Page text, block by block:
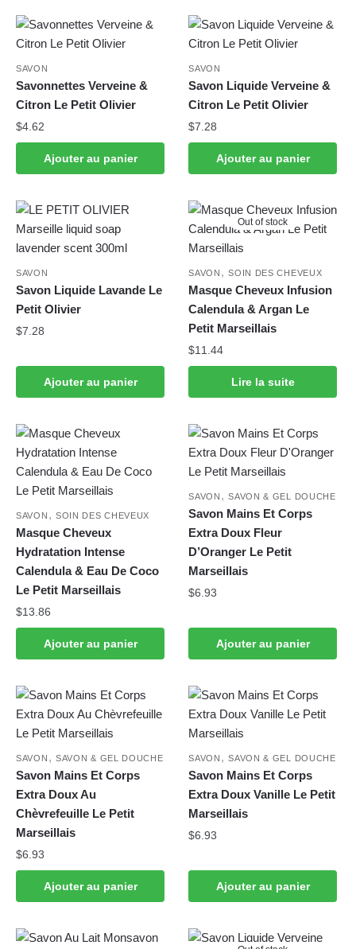
SAVON
Savonnettes Verveine &
Citron Le Petit Olivier
$4.62
Ajouter au panier
SAVON
Savon Liquide Verveine &
Citron Le Petit Olivier
$7.28
Ajouter au panier
SAVON
Savon Liquide Lavande Le
Petit Olivier
$7.28
Ajouter au panier
Out of stock
SAVON ,SOIN DES CHEVEUX
Masque Cheveux Infusion
Calendula & Argan Le
Petit Marseillais
$11.44
Lire la suite
SAVON , SOIN DES CHEVEUX
Masque Cheveux
Hydratation Intense
Calendula & Eau De Coco
Le Petit Marseillais
$13.86
Ajouter au panier
SAVON ,SAVON & GEL DOUCHE
Savon Mains Et Corps
Extra Doux Fleur
D’Oranger Le Petit
Marseillais
$6.93
Ajouter au panier
SAVON , SAVON & GEL DOUCHE
Savon Mains Et Corps
Extra Doux Au
Chèvrefeuille Le Petit
Marseillais
$6.93
Ajouter au panier
SAVON ,SAVON & GEL DOUCHE
Savon Mains Et Corps
Extra Doux Vanille Le Petit
Marseillais
$6.93
Ajouter au panier